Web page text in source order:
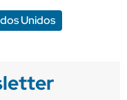
Unidos